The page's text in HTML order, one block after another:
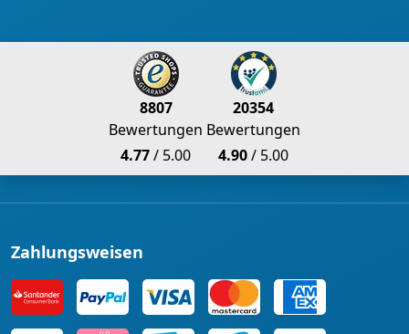
8807
Bewertungen
4.77/ 5.00
20354
Bewertungen
4.90/ 5.00
Zahlungsweisen